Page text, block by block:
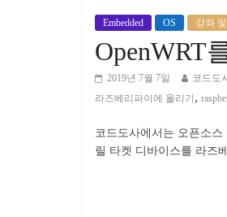
Embedded OS 강좌
OpenWRT
2019년 7월 7일 코드도
라즈베리파이에 올리기 ,
코드도사에서는 오픈소
릴 타켓 디바이스를 라즈